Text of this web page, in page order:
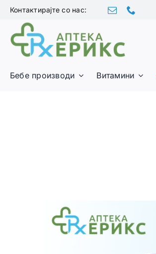
Skip
content
Контактирајте со нас:
Бебе производи Витамини